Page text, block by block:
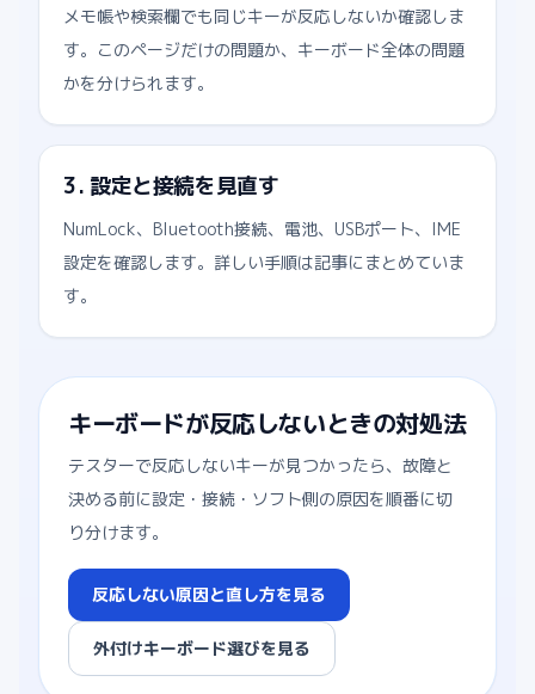
メモ帳や検索欄でも同じキーが反応しないか確認しま
す。このページだけの問題か、キーボード全体の問題
かを分けられます。
3. 設定と接続を見直す
NumLock、Bluetooth接続、電池、USBポート、IME
設定を確認します。詳しい手順は記事にまとめていま
す。
キーボードが反応しないときの対処法
テスターで反応しないキーが見つかったら、故障と
決める前に設定・接続・ソフト側の原因を順番に切
り分けます。
反応しない原因と直し方を見る
外付けキーボード選びを見る